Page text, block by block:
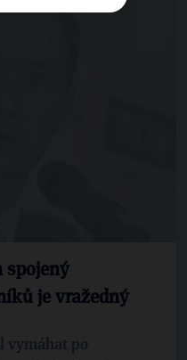
spojený
je vražedný
vymáhat po